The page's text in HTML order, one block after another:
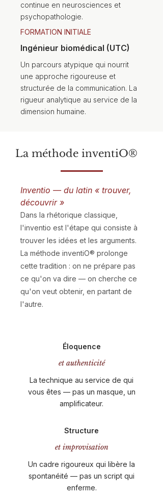
continue en neurosciences et
psychopathologie.
FORMATION INITIALE
Ingénieur biomédical (UTC)
Un parcours atypique qui nourrit
une approche rigoureuse et
structurée de la communication. La
rigueur analytique au service de la
dimension humaine.
La méthode inventiO®
Inventio — du latin « trouver,
découvrir »
Dans la rhétorique classique,
l'inventio est l'étape qui consiste à
trouver les idées et les arguments.
La méthode inventiO® prolonge
cette tradition : on ne prépare pas
ce qu'on va dire — on cherche ce
qu'on veut obtenir, en partant de
l'autre.
Éloquence
et authenticité
La technique au service de qui
vous êtes — pas un masque, un
amplificateur.
Structure
et improvisation
Un cadre rigoureux qui libère la
spontanéité — pas un script qui
enferme.